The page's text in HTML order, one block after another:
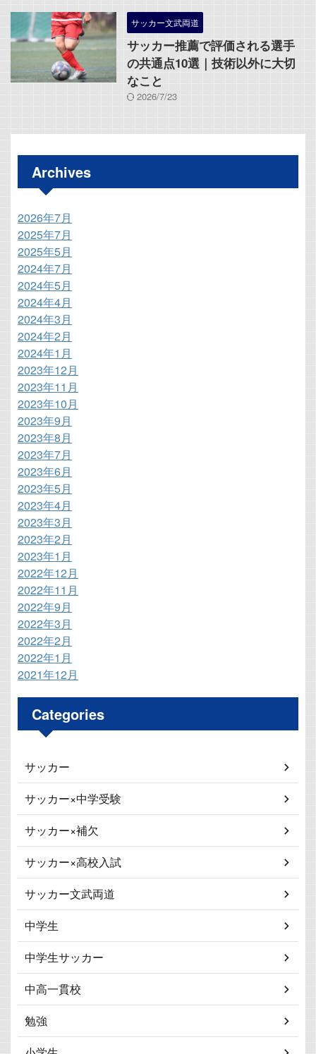
サッカー文武両道
サッカー推薦で評価される選手
の共通点10選｜技術以外に大切
なこと
2026/7/23
Archives
2026年7月
2025年7月
2025年5月
2024年7月
2024年5月
2024年4月
2024年3月
2024年2月
2024年1月
2023年12月
2023年11月
2023年10月
2023年9月
2023年8月
2023年7月
2023年6月
2023年5月
2023年4月
2023年3月
2023年2月
2023年1月
2022年12月
2022年11月
2022年9月
2022年3月
2022年2月
2022年1月
2021年12月
Categories
サッカー
サッカー×中学受験
サッカー×補欠
サッカー×高校入試
サッカー文武両道
中学生
中学生サッカー
中高一貫校
勉強